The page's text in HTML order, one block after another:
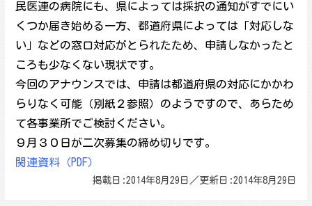
民医連の病院にも、県によっては採択の通知がすでにい
くつか届き始める一方、都道府県によっては「対応しな
い」などの窓口対応がとられたため、申請しなかったと
ころも少なくない現状です。
今回のアナウンスでは、申請は都道府県の対応にかかわ
らりなく可能（別紙２参照）のようですので、あらため
て各事業所でご検討ください。
９月３０日が二次募集の締め切りです。
関連資料（PDF）
掲載日:2014年8月29日／更新日:2014年8月29日